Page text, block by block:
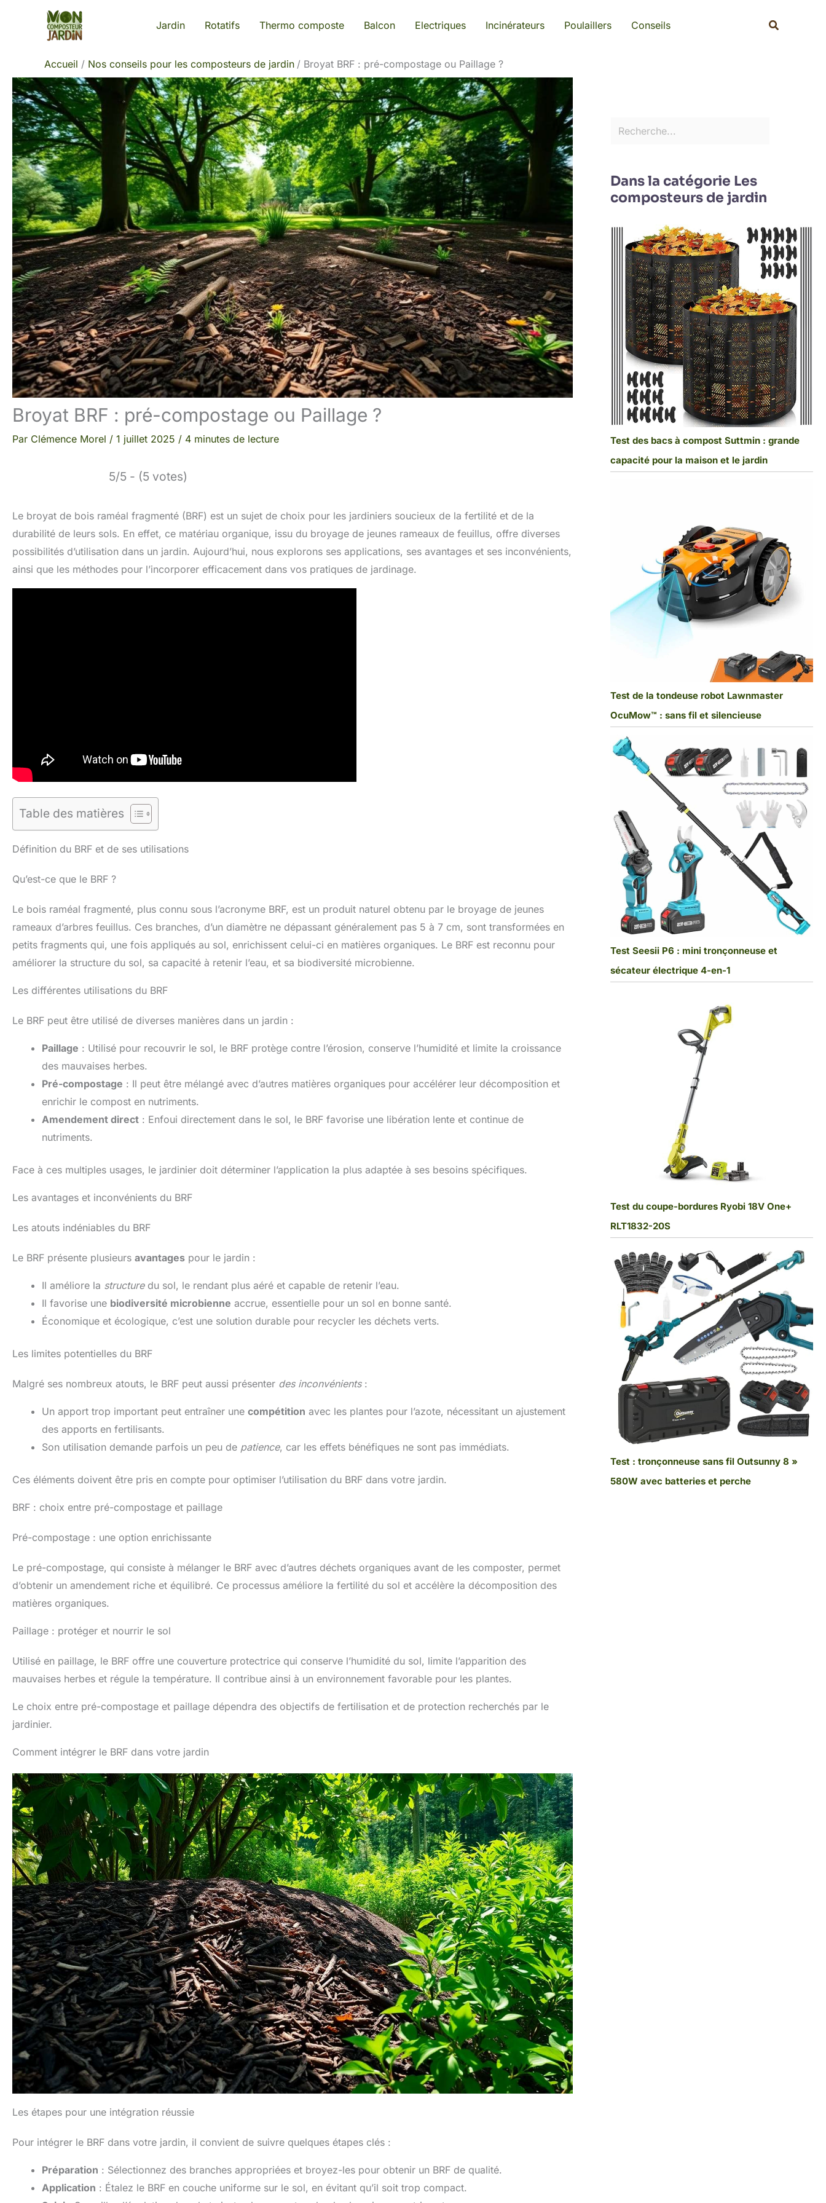
Jardin Rotatifs Thermo composte Balcon Electriques Incinérateurs Poulaillers Conseils
Accueil Nos conseils pour les composteurs de jardin Broyat BRF : pré-compostage ou Paillage ?
Broyat BRF : pré-compostage ou Paillage ?
Par Clémence Morel / 1 juillet 2025 / 4 minutes de lecture
5/5 - (5 votes)
Le broyat de bois raméal fragmenté (BRF) est un sujet de choix pour les jardiniers soucieux de la fertilité et de la
durabilité de leurs sols. En effet, ce matériau organique, issu du broyage de jeunes rameaux de feuillus, offre diverses
possibilités d’utilisation dans un jardin. Aujourd’hui, nous explorons ses applications, ses avantages et ses inconvénients,
ainsi que les méthodes pour l’incorporer efficacement dans vos pratiques de jardinage.
Table des matières
Définition du BRF et de ses utilisations
Qu’est-ce que le BRF ?
Le bois raméal fragmenté, plus connu sous l’acronyme BRF, est un produit naturel obtenu par le broyage de jeunes
rameaux d’arbres feuillus. Ces branches, d’un diamètre ne dépassant généralement pas 5 à 7 cm, sont transformées en
petits fragments qui, une fois appliqués au sol, enrichissent celui-ci en matières organiques. Le BRF est reconnu pour
améliorer la structure du sol, sa capacité à retenir l’eau, et sa biodiversité microbienne.
Les différentes utilisations du BRF
Le BRF peut être utilisé de diverses manières dans un jardin :
Paillage : Utilisé pour recouvrir le sol, le BRF protège contre l’érosion, conserve l’humidité et limite la croissance
des mauvaises herbes.
Pré-compostage : Il peut être mélangé avec d’autres matières organiques pour accélérer leur décomposition et
enrichir le compost en nutriments.
Amendement direct : Enfoui directement dans le sol, le BRF favorise une libération lente et continue de
nutriments.
Face à ces multiples usages, le jardinier doit déterminer l’application la plus adaptée à ses besoins spécifiques.
Les avantages et inconvénients du BRF
Les atouts indéniables du BRF
Le BRF présente plusieurs avantages pour le jardin :
Il améliore la structuredu sol, le rendant plus aéré et capable de retenir l’eau.
Il favorise une biodiversité microbienne accrue, essentielle pour un sol en bonne santé.
Économique et écologique, c’est une solution durable pour recycler les déchets verts.
Les limites potentielles du BRF
Malgré ses nombreux atouts, le BRF peut aussi présenter des inconvénients:
Un apport trop important peut entraîner une compétition avec les plantes pour l’azote, nécessitant un ajustement
des apports en fertilisants.
Son utilisation demande parfois un peu de patience, car les effets bénéfiques ne sont pas immédiats.
Ces éléments doivent être pris en compte pour optimiser l’utilisation du BRF dans votre jardin.
BRF : choix entre pré-compostage et paillage
Pré-compostage : une option enrichissante
Le pré-compostage, qui consiste à mélanger le BRF avec d’autres déchets organiques avant de les composter, permet
d’obtenir un amendement riche et équilibré. Ce processus améliore la fertilité du sol et accélère la décomposition des
matières organiques.
Paillage : protéger et nourrir le sol
Utilisé en paillage, le BRF offre une couverture protectrice qui conserve l’humidité du sol, limite l’apparition des
mauvaises herbes et régule la température. Il contribue ainsi à un environnement favorable pour les plantes.
Le choix entre pré-compostage et paillage dépendra des objectifs de fertilisation et de protection recherchés par le
jardinier.
Comment intégrer le BRF dans votre jardin
Les étapes pour une intégration réussie
Pour intégrer le BRF dans votre jardin, il convient de suivre quelques étapes clés :
Préparation : Sélectionnez des branches appropriées et broyez-les pour obtenir un BRF de qualité.
Application : Étalez le BRF en couche uniforme sur le sol, en évitant qu’il soit trop compact.
Dans la catégorie Les
composteurs de jardin
Test des bacs à compost Suttmin : grande
capacité pour la maison et le jardin
Test de la tondeuse robot Lawnmaster
OcuMow™ : sans fil et silencieuse
Test Seesii P6 : mini tronçonneuse et
sécateur électrique 4-en-1
Test du coupe-bordures Ryobi 18V One+
RLT1832-20S
Test : tronçonneuse sans fil Outsunny 8 »
580W avec batteries et perche